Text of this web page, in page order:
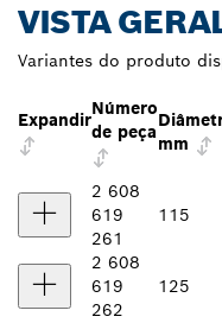
VISTA
Variantes do produto
Expandir
Número
de peça
mm
2 608
619
261
115
2 608
619
262
125